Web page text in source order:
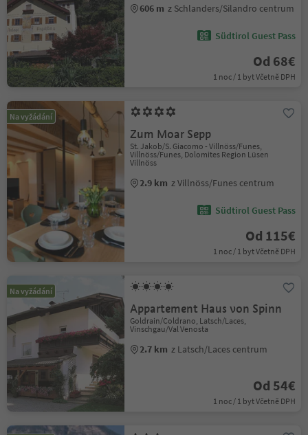
606 m z Schlanders/Silandro centrum
Südtirol Guest Pass
Od 68€
1 noc / 1 byt Včetně DPH
Na vyžádání
Zum Moar Sepp
St. Jakob/S. Giacomo - Villnöss/Funes,
Villnöss/Funes, Dolomites Region Lüsen
Villnöss
2.9 km z Villnöss/Funes centrum
Südtirol Guest Pass
Od 115€
1 noc / 1 byt Včetně DPH
Na vyžádání
Appartement Haus von Spinn
Goldrain/Coldrano, Latsch/Laces,
Vinschgau/Val Venosta
2.7 km z Latsch/Laces centrum
Od 54€
1 noc / 1 byt Včetně DPH